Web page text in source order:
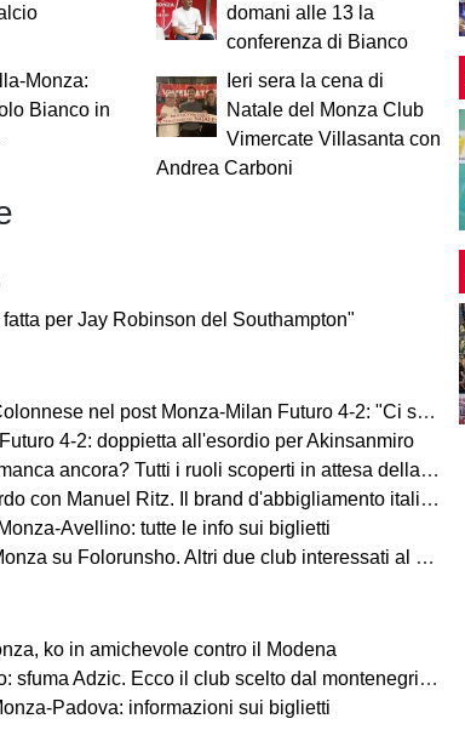
domani alle 13 la
conferenza di Bianco
Monza:
Bianco in
Ieri sera la cena di
Natale del Monza Club
Vimercate Villasanta con
Andrea Carboni
per Jay Robinson del Southampton"
nel post Monza-Milan Futuro 4-2: "Ci sentiamo importanti"
4-2: doppietta all'esordio per Akinsanmiro
ancora? Tutti i ruoli scoperti in attesa della fine del mercato
Manuel Ritz. Il brand d'abbigliamento italiano vestirà il Monza
Avellino: tutte le info sui biglietti
su Folorunsho. Altri due club interessati al giocatore
ko in amichevole contro il Modena
sfuma Adzic. Ecco il club scelto dal montenegrino.
Padova: informazioni sui biglietti